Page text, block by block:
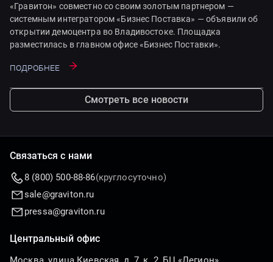
«Гравитон» совместно со своим золотым партнером —
системным интегратором «Бизнес Поставка» — объявили об
открытии демоцентра во Владивостоке. Площадка
разместилась в главном офисе «Бизнес Поставки».
Подробнее
Смотреть все новости
Центральный офис
Связаться с нами
8 (800) 500-88-86(круглосуточно)
sale@graviton.ru
pressa@graviton.ru